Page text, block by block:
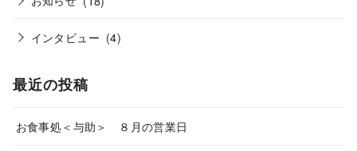
インタビュー (4)
最近の投稿
お食事処＜与助＞ ８月の営業日